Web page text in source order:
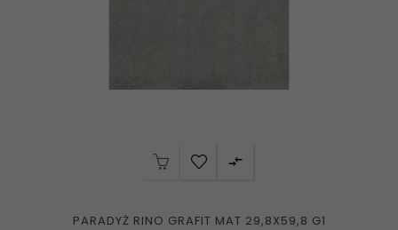

PARADYŻ RINO GRAFIT MAT 29,8X59,8 G1